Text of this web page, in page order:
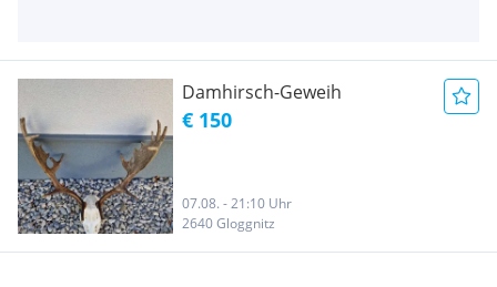
Damhirsch-Geweih
€ 150
07.08. - 21:10 Uhr
2640 Gloggnitz